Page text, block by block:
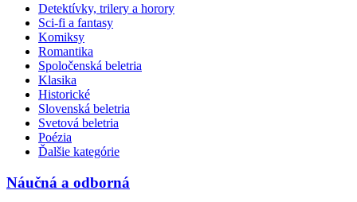
Detektívky, trilery a horory
Sci-fi a fantasy
Komiksy
Romantika
Spoločenská beletria
Klasika
Historické
Slovenská beletria
Svetová beletria
Poézia
Ďalšie kategórie
Náučná a odborná